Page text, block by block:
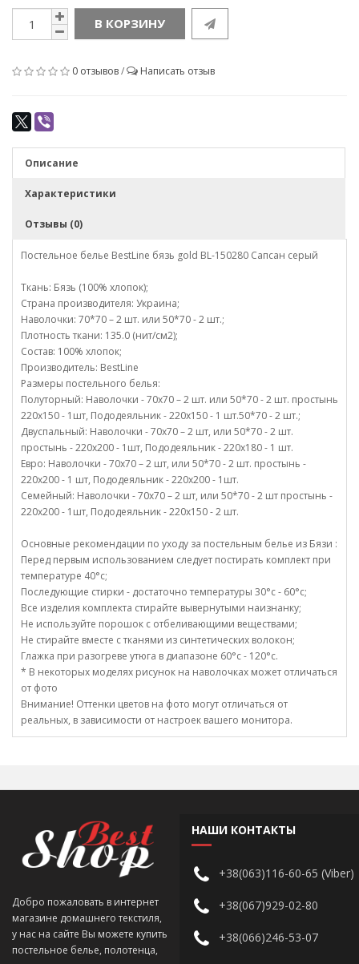
В КОРЗИНУ
0 отзывов/ Написать отзыв
Описание
Характеристики
Отзывы (0)
Постельное белье BestLine бязь gold BL-150280 Сапсан серый
Ткань: Бязь (100% хлопок);
Страна производителя: Украина;
Наволочки: 70*70 – 2 шт. или 50*70 - 2 шт.;
Плотность ткани: 135.0 (нит/см2);
Состав: 100% хлопок;
Производитель: BestLine
Размеры постельного белья:
Полуторный: Наволочки - 70х70 – 2 шт. или 50*70 - 2 шт. простынь
220х150 - 1шт, Пододеяльник - 220х150 - 1 шт.50*70 - 2 шт.;
Двуспальный: Наволочки - 70х70 – 2 шт, или 50*70 - 2 шт.
простынь - 220х200 - 1шт, Пододеяльник - 220х180 - 1 шт.
Евро: Наволочки - 70х70 – 2 шт, или 50*70 - 2 шт. простынь -
220х200 - 1 шт, Пододеяльник - 220х200 - 1шт.
Семейный: Наволочки - 70х70 – 2 шт, или 50*70 - 2 шт простынь -
220х200 - 1шт, Пододеяльник - 220х150 - 2 шт.
Основные рекомендации по уходу за постельным белье из Бязи :
Перед первым использованием следует постирать комплект при
температуре 40°c;
Последующие стирки - достаточно температуры 30°c - 60°c;
Все изделия комплекта стирайте вывернутыми наизнанку;
Не используйте порошок с отбеливающими веществами;
Не стирайте вместе с тканями из синтетических волокон;
Глажка при разогреве утюга в диапазоне 60°c - 120°c.
* В некоторых моделях рисунок на наволочках может отличаться
от фото
Внимание! Оттенки цветов на фото могут отличаться от
реальных, в зависимости от настроек вашего монитора.
Добро пожаловать в интернет
магазине домашнего текстиля,
у нас на сайте Вы можете купить
постельное белье, полотенца,
НАШИ КОНТАКТЫ
+38(063)116-60-65 (Viber)
+38(067)929-02-80
+38(066)246-53-07